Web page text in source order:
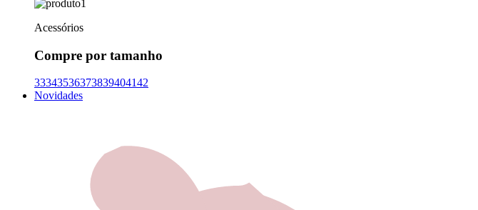
Acessórios
Compre por tamanho
33343536373839404142
Novidades